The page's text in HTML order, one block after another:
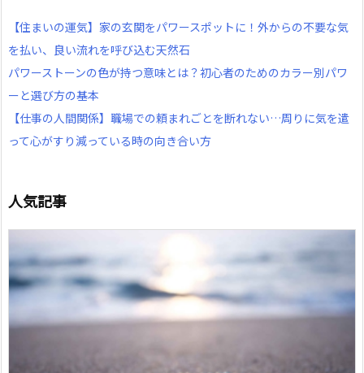
【住まいの運気】家の玄関をパワースポットに！外からの不要な気
を払い、良い流れを呼び込む天然石
パワーストーンの色が持つ意味とは？初心者のためのカラー別パワ
ーと選び方の基本
【仕事の人間関係】職場での頼まれごとを断れない…周りに気を遣
って心がすり減っている時の向き合い方
人気記事